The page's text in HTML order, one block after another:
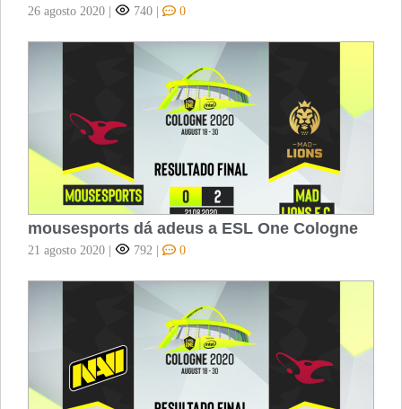
26 agosto 2020 | 740 | 0
mousesports dá adeus a ESL One Cologne
21 agosto 2020 | 792 | 0